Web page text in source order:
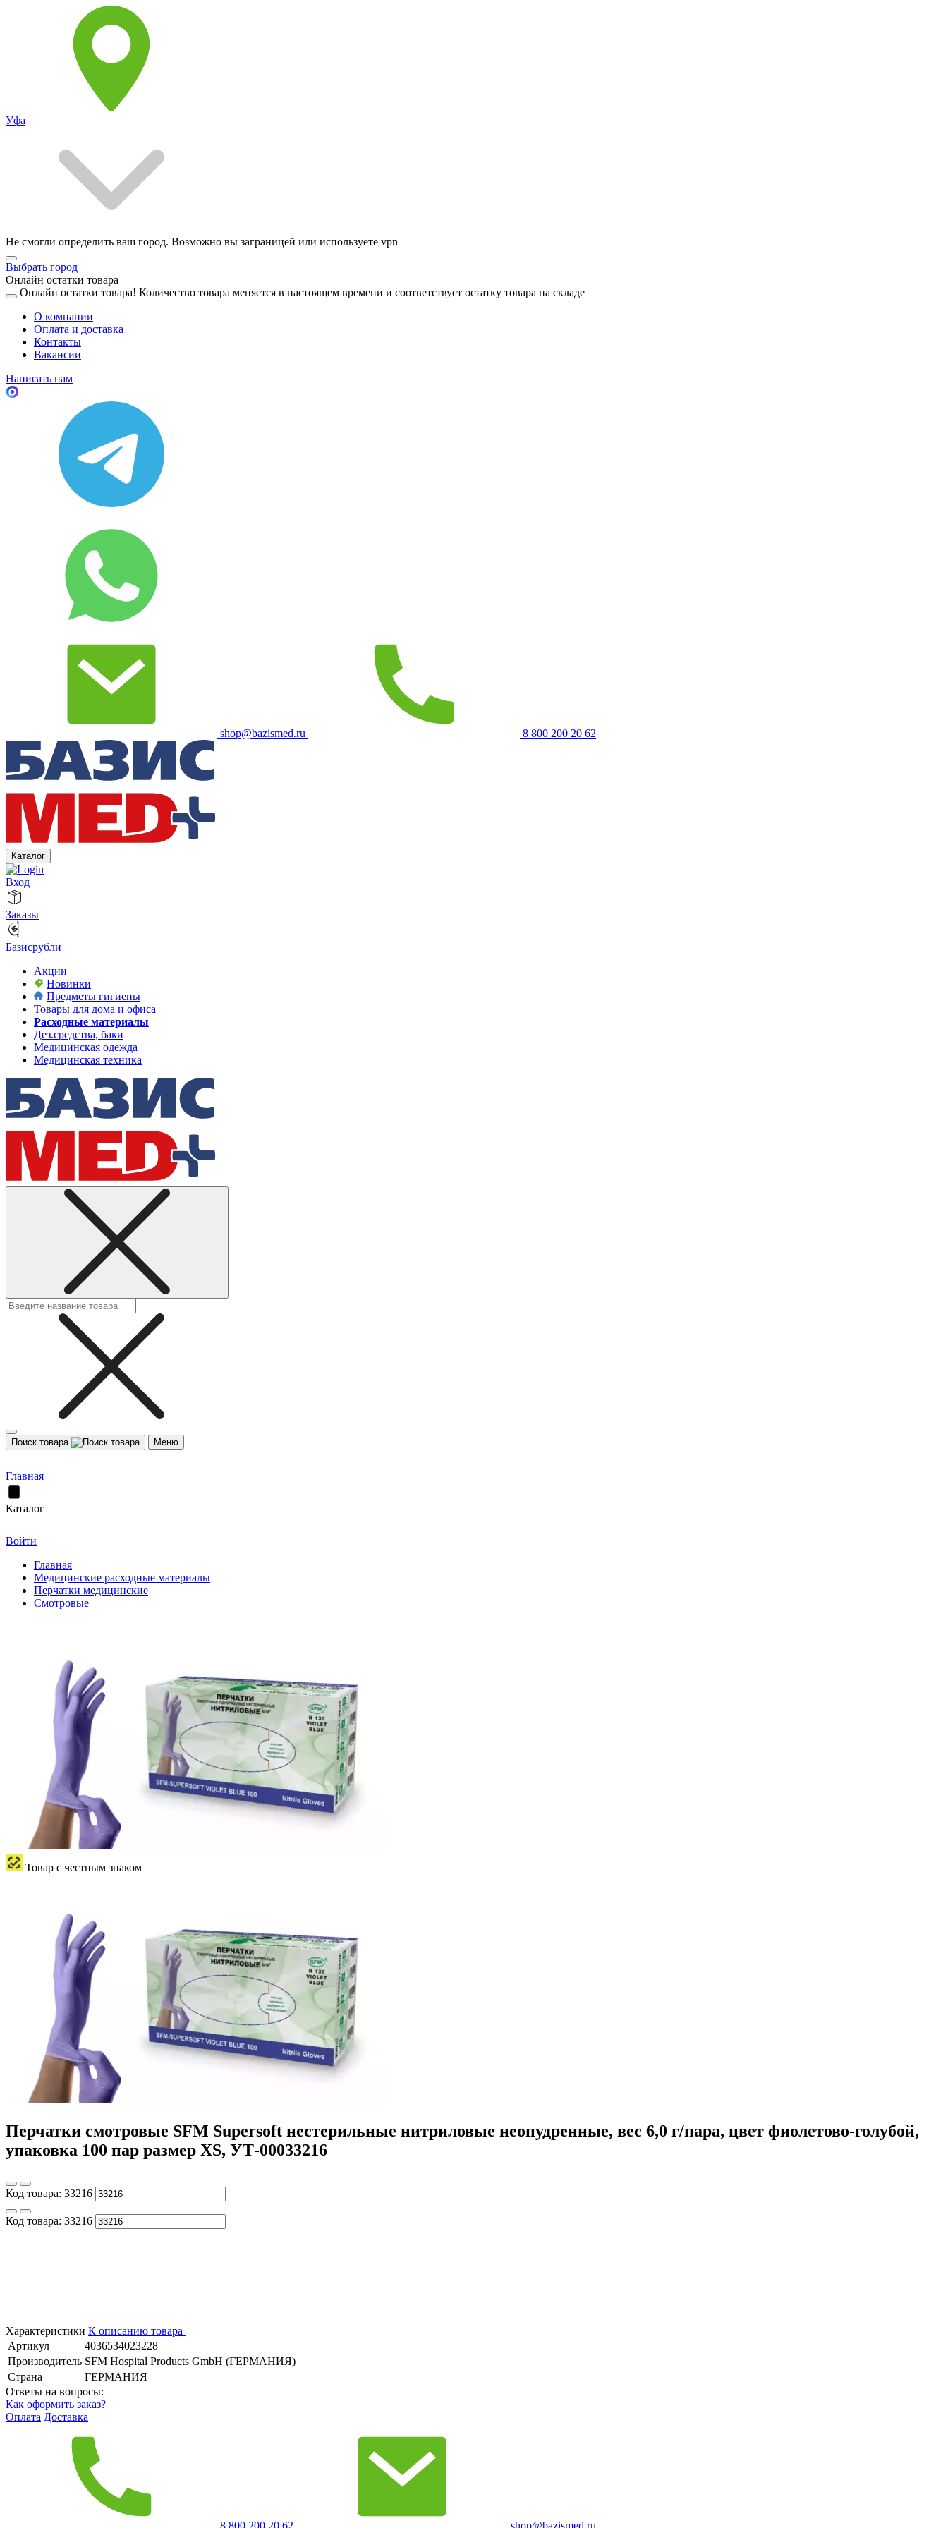
Уфа
Не смогли определить ваш город. Возможно вы заграницей или используете vpn
Выбрать город
Онлайн остатки товара
Онлайн остатки товара! Количество товара меняется в настоящем времени и соответствует остатку товара на складе
О компании
Оплата и доставка
Контакты
Вакансии
Написать нам
shop@bazismed.ru 8 800 200 20 62
Каталог
Вход
Заказы
Базисрубли
Акции
Новинки
Предметы гигиены
Товары для дома и офиса
Расходные материалы
Дез.средства, баки
Медицинская одежда
Медицинская техника
Поиск товара Меню
Главная
Каталог
Войти
Главная
Медицинские расходные материалы
Перчатки медицинские
Смотровые
Товар с честным знаком
Перчатки смотровые SFM Supersoft нестерильные нитриловые неопудренные, вес 6,0 г/пара, цвет фиолетово-голубой,
упаковка 100 пар размер XS, УТ-00033216
Код товара: 33216
Код товара: 33216
Характеристики К описанию товара
Артикул
4036534023228
Производитель SFM Hospital Products GmbH (ГЕРМАНИЯ)
Страна
ГЕРМАНИЯ
Ответы на вопросы:
Как оформить заказ?
Оплата Доставка
8 800 200 20 62 shop@bazismed.ru